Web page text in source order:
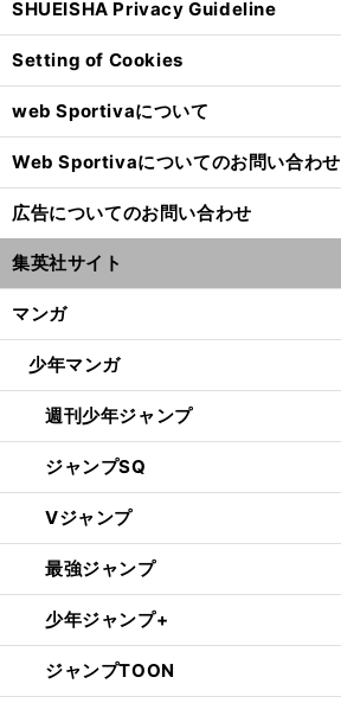
SHUEISHA Privacy Guideline
Setting of Cookies
web Sportivaについて
Web Sportivaについてのお問い合わせ
広告についてのお問い合わせ
集英社サイト
マンガ
少年マンガ
週刊少年ジャンプ
ジャンプSQ
Vジャンプ
最強ジャンプ
少年ジャンプ+
ジャンプTOON